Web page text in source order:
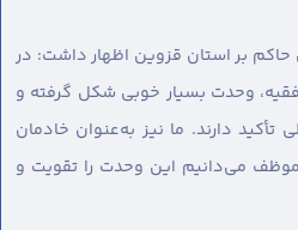
حاکم بر استان قزوین اظهار داشت: در
وحدت بسیار خوبی شکل گرفته و
دارند. ما نیز به‌عنوان خادمان
موظف می‌دانیم این وحدت را تقویت و